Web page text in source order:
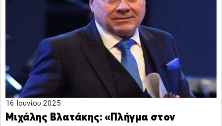
16 Ιουνίου 2025
Μιχάλης Βλατάκης: «Πλήγμα στον